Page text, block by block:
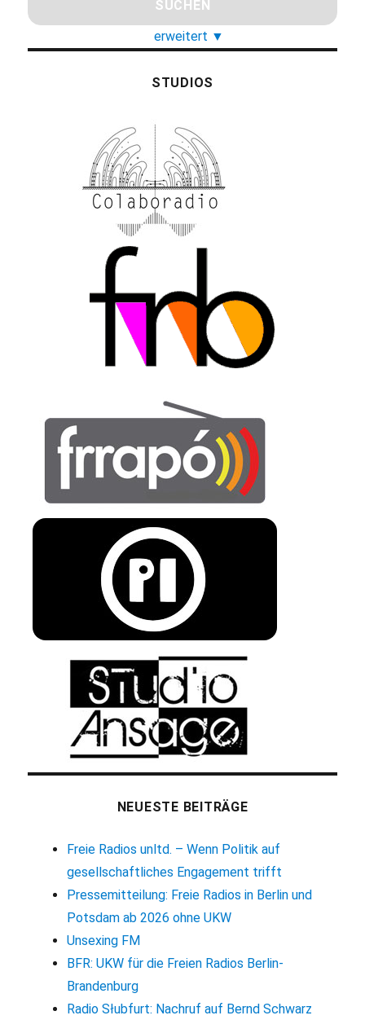
erweitert ▼
STUDIOS
NEUESTE BEITRÄGE
Freie Radios unltd. – Wenn Politik auf
gesellschaftliches Engagement trifft
Pressemitteilung: Freie Radios in Berlin und
Potsdam ab 2026 ohne UKW
Unsexing FM
BFR: UKW für die Freien Radios Berlin-
Brandenburg
Radio Słubfurt: Nachruf auf Bernd Schwarz